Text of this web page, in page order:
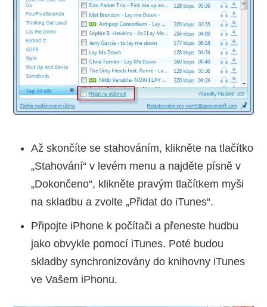
Až skončíte se stahováním, klikněte na tlačítko
„Stahování“ v levém menu a najděte písně v
„Dokončeno“, klikněte pravým tlačítkem myši
na skladbu a zvolte „Přidat do iTunes“.
Připojte iPhone k počítači a přeneste hudbu
jako obvykle pomocí iTunes. Poté budou
skladby synchronizovány do knihovny iTunes
ve Vašem iPhonu.